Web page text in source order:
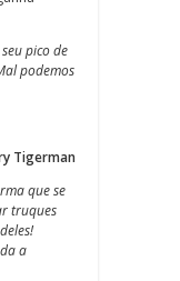
pico de
podemos
Tigerman
que se
truques
a